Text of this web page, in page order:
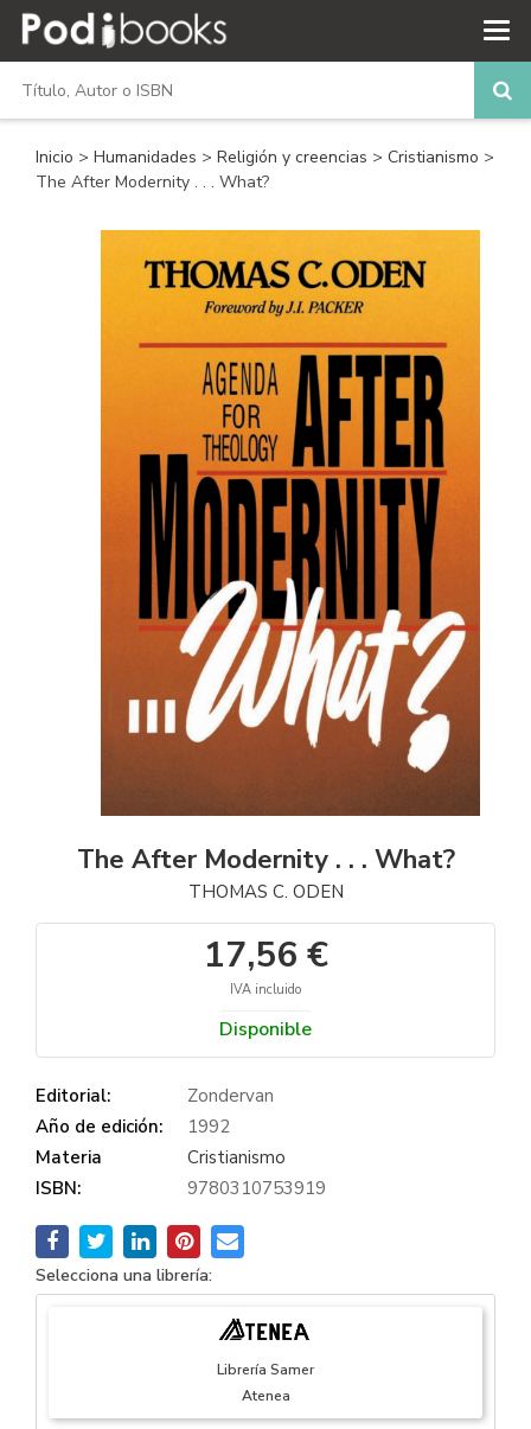
Inicio > Humanidades > Religión y creencias > Cristianismo >
The After Modernity . . . What?
The After Modernity . . . What?
THOMAS C. ODEN
17,56 €
IVA incluido
Disponible
Editorial:
Zondervan
Año de edición:
1992
Materia
Cristianismo
ISBN:
9780310753919
Selecciona una librería:
Librería Samer
Atenea